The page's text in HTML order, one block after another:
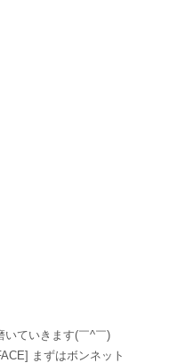
ていきます(￣^￣)ゞ
まずはボンネット